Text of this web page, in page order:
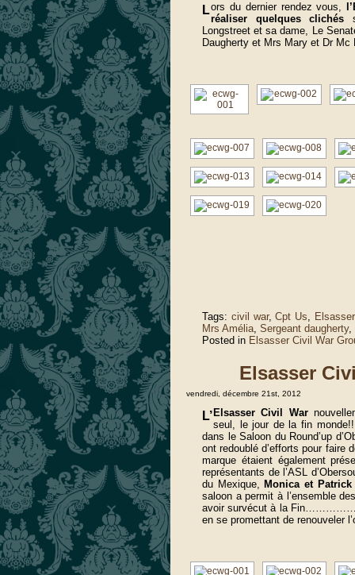
Lors du dernier rendez vous,
réaliser quelques clichés
Longstreet et sa dame, Le
Daugherty et Mrs Mary et Dr
Tags: civil war,Cpt Us,
Mrs Amélia, Sergeant daugherty,
Posted in Elsasser Civil War
Elsasser
vendredi, décembre 21st, 2012
L’ Elsasser Civil War
seul, le jour de la fin
dans le Saloon du Round’up
ont redoublé d’efforts pour faire
marque étaient également
représentants de l’ASL
du Mexique, Monica et
saloon a permit à l’ensemble
avoir survécut à la
en se promettant de renouveler